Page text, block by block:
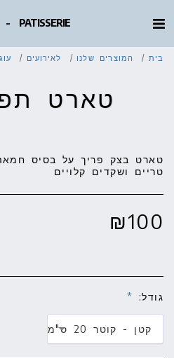
- PATISSERIE
בית המוצרים שלנו לאירועים
טארט
טארט בצק פריך על בסיס
טריים ושקדים קלויים
₪100
גודל: *
קטן - קוטר 20 ס"מ